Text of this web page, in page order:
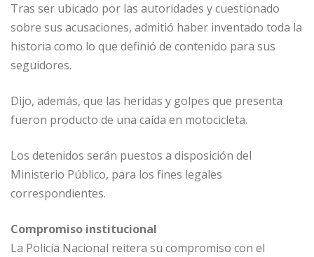
Tras ser ubicado por las autoridades y cuestionado
sobre sus acusaciones, admitió haber inventado toda la
historia como lo que definió de contenido para sus
seguidores.
Dijo, además, que las heridas y golpes que presenta
fueron producto de una caída en motocicleta.
Los detenidos serán puestos a disposición del
Ministerio Público, para los fines legales
correspondientes.
Compromiso institucional
La Policía Nacional reitera su compromiso con el